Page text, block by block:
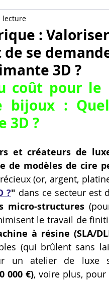
imprimante 3D
3D SCANNER
Formation 3D en
Creality HI combo
:
de se
3D ?
lecture
coût pour le
bijoux :
3D ?
et créateurs de
de modèles de cire
(or, argent,
?" dans ce secteur est
micro-structures
le travail de
à résine (SLA/
(qui brûlent sans
000 €), voire plus, pour